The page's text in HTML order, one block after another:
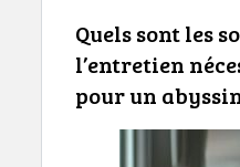
Quels sont les
l’entretien
pour un